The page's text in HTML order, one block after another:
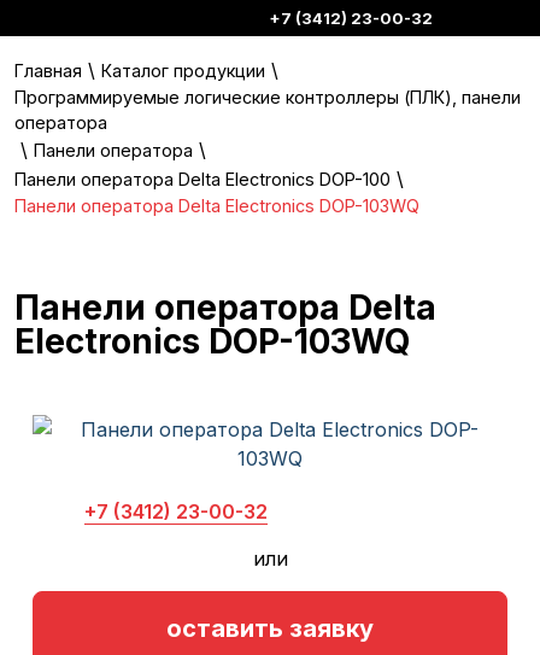
+7 (3412) 23-00-32
Главная \ Каталог продукции \
Программируемые логические контроллеры (ПЛК), панели
оператора
\ Панели оператора \
Панели оператора Delta Electronics DOP-100 \
Панели оператора Delta Electronics DOP-103WQ
Панели оператора Delta
Electronics DOP-103WQ
+7 (3412) 23-00-32
или
оставить заявку